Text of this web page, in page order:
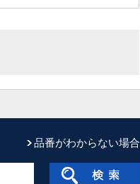
品番がわからない場合